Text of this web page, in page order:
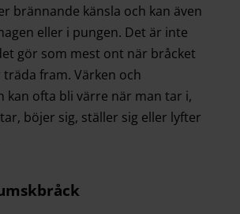
brännande känsla och kan även
eller i pungen. Det är inte
gör som mest ont när bråcket
fram. Värken och
kan ofta bli värre när man tar i,
böjer sig, ställer sig eller lyfter